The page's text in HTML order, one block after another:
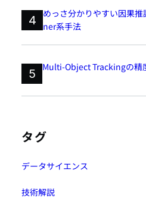
4
めっさ分かりやすい因果
ner系手法
5 Multi-Object Trackingの精
タグ
データサイエンス
技術解説